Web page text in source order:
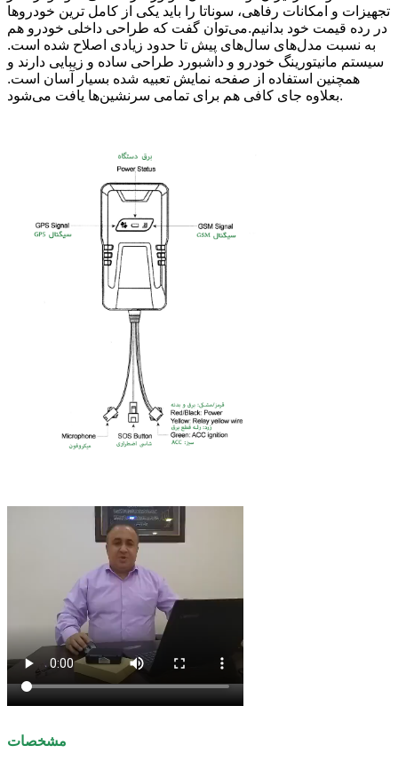
تجهیزات و امکانات رفاهی، سوناتا را باید یکی از کامل ترین خودروها
در رده قیمت خود بدانیم.می‌توان گفت که طراحی داخلی خودرو هم
به نسبت مدل‌های سال‌های پیش تا حدود زیادی اصلاح شده است.
سیستم مانیتورینگ خودرو و داشبورد طراحی ساده و زیبایی دارند و
همچنین استفاده از صفحه نمایش تعبیه شده بسیار آسان است.
بعلاوه جای کافی هم برای تمامی سرنشین‌ها یافت می‌شود.
مشخصات